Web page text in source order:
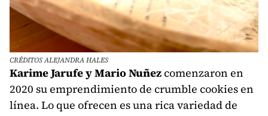
CRÉDITOS ALEJANDRA HALES
Karime Jarufe y Mario Nuñezcomenzaron en
2020 su emprendimiento de crumble cookies en
línea. Lo que ofrecen es una rica variedad de